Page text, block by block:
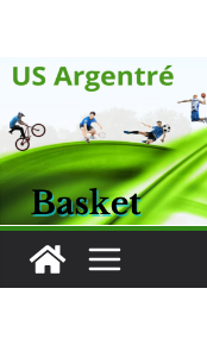
contenu